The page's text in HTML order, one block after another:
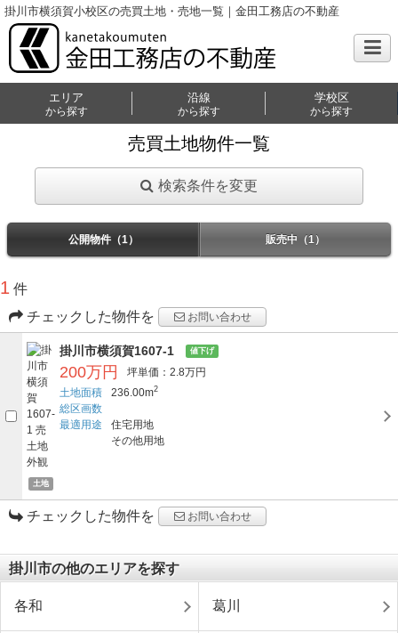
掛川市横須賀小校区の売買土地・売地一覧｜金田工務店の不動産
エリア
から探す
沿線
から探す
学校区
から探す
売買土地物件一覧
検索条件を変更
公開物件（1） 販売中（1）
1 件
チェックした物件を
お問い合わせ
土地
掛川市横須賀1607-1 値下げ
200万円
坪単価：2.8万円
土地面積
236.00m2
総区画数
最適用途
住宅用地
その他用地
チェックした物件を お問い合わせ
掛川市の他のエリアを探す
各和 葛川